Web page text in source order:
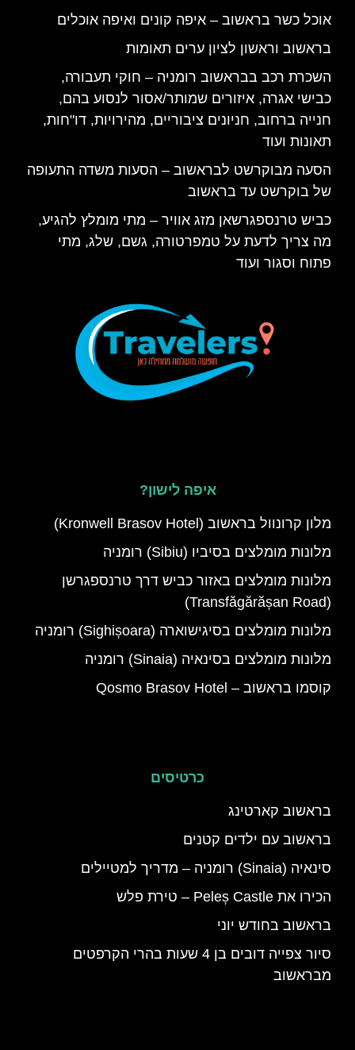
אוכל כשר בראשוב – איפה קונים ואיפה אוכלים
בראשוב וראשון לציון ערים תאומות
השכרת רכב בבראשוב רומניה – חוקי תעבורה,
כבישי אגרה, איזורים שמותר/אסור לנסוע בהם,
חנייה ברחוב, חניונים ציבוריים, מהירויות, דו"חות,
תאונות ועוד
הסעה מבוקרשט לבראשוב – הסעות משדה התעופה
של בוקרשט עד בראשוב
כביש טרנספגרשאן מזג אוויר – מתי מומלץ להגיע,
מה צריך לדעת על טמפרטורה, גשם, שלג, מתי
פתוח וסגור ועוד
איפה לישון?
מלון קרונוול בראשוב (Kronwell Brasov Hotel)
מלונות מומלצים בסיביו (Sibiu) רומניה
מלונות מומלצים באזור כביש דרך טרנספגרשן
(Transfăgărășan Road)
מלונות מומלצים בסיגישוארה (Sighișoara) רומניה
מלונות מומלצים בסינאיה (Sinaia) רומניה
קוסמו בראשוב – Qosmo Brasov Hotel
כרטיסים
בראשוב קארטינג
בראשוב עם ילדים קטנים
סינאיה (Sinaia) רומניה – מדריך למטיילים
הכירו את Peleș Castle – טירת פלש
בראשוב בחודש יוני
סיור צפייה דובים בן 4 שעות בהרי הקרפטים
מבראשוב